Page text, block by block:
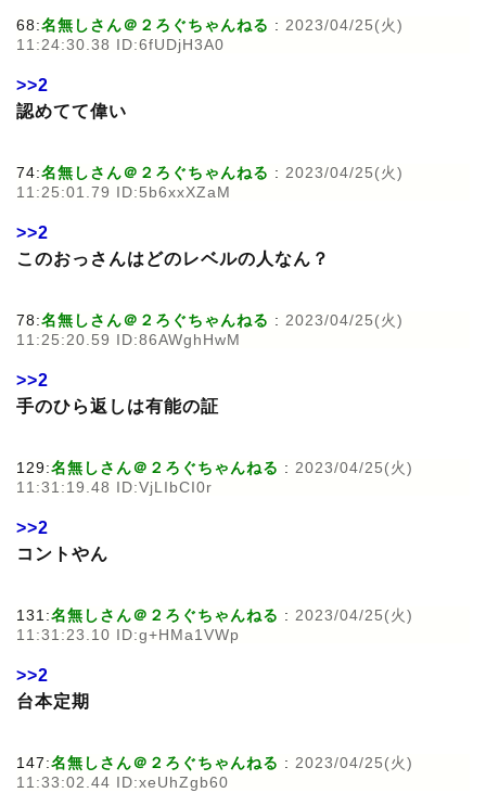
68:名無しさん＠２ろぐちゃんねる : 2023/04/25(火)
11:24:30.38 ID:6fUDjH3A0
>>2
認めてて偉い
74:名無しさん＠２ろぐちゃんねる : 2023/04/25(火)
11:25:01.79 ID:5b6xxXZaM
>>2
このおっさんはどのレベルの人なん？
78:名無しさん＠２ろぐちゃんねる : 2023/04/25(火)
11:25:20.59 ID:86AWghHwM
>>2
手のひら返しは有能の証
129:名無しさん＠２ろぐちゃんねる : 2023/04/25(火)
11:31:19.48 ID:VjLIbCI0r
>>2
コントやん
131:名無しさん＠２ろぐちゃんねる : 2023/04/25(火)
11:31:23.10 ID:g+HMa1VWp
>>2
台本定期
147:名無しさん＠２ろぐちゃんねる : 2023/04/25(火)
11:33:02.44 ID:xeUhZgb60